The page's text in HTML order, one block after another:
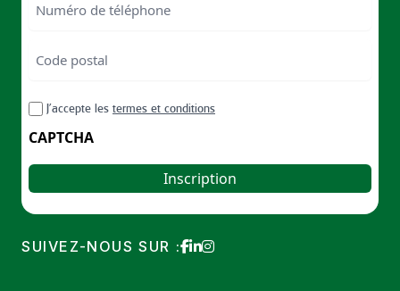
de
postal
postal
RGPDJ’accepte les termes et conditions
CAPTCHA
SUIVEZ-NOUS SUR :